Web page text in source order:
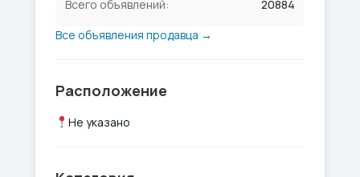
Всего объявлений:
20884
Все объявления продавца →
Расположение
Не указано